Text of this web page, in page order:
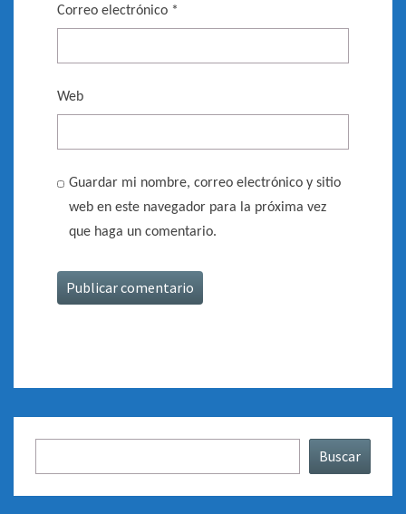
Correo electrónico *
Web
Guardar mi nombre, correo electrónico y sitio
web en este navegador para la próxima vez
que haga un comentario.
Buscar